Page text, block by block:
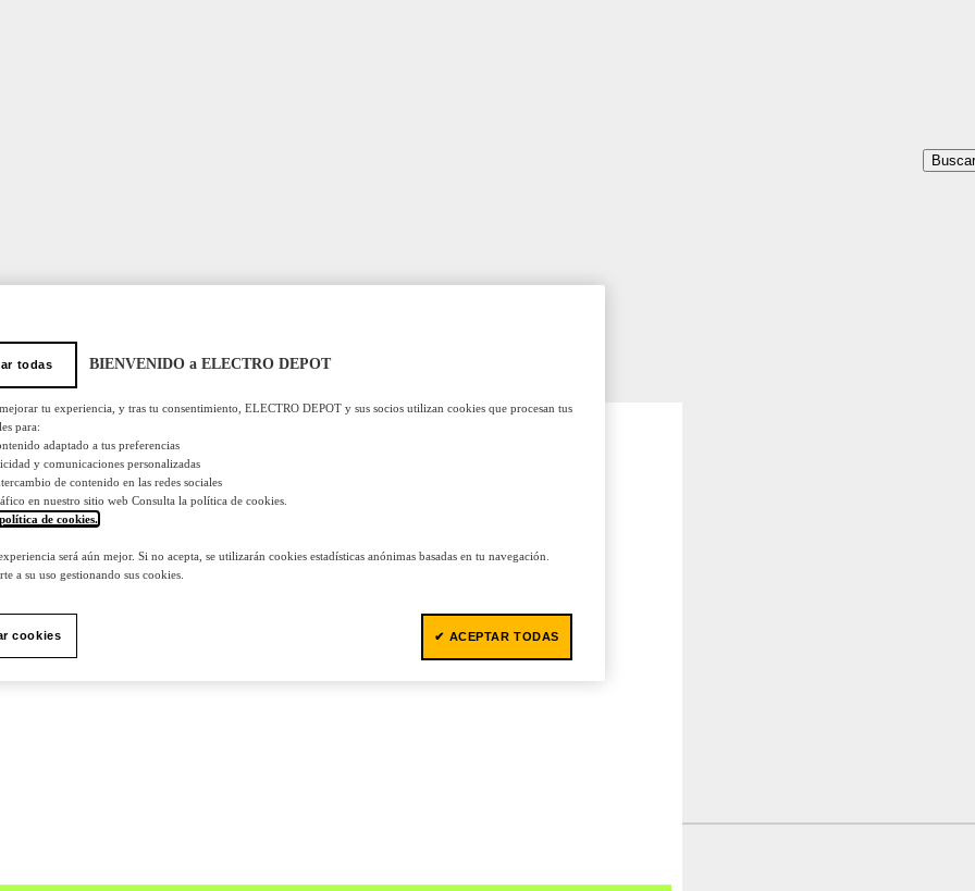
Buscar
todas BIENVENIDO a ELECTRO DEPOT
tu experiencia, y tras tu consentimiento, ELECTRO DEPOT y sus socios utilizan cookies que procesan tus
para:
adaptado a tus preferencias
y comunicaciones personalizadas
de contenido en las redes sociales
en nuestro sitio web Consulta la política de cookies.
de cookies.
será aún mejor. Si no acepta, se utilizarán cookies estadísticas anónimas basadas en tu navegación.
a su uso gestionando sus cookies.
cookies ✔ ACEPTAR TODAS